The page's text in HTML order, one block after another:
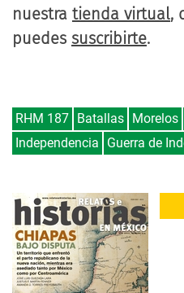
nuestra tienda virtual,
puedes suscribirte.
RHM 187 Batallas Morelos
Independencia
Guerra de